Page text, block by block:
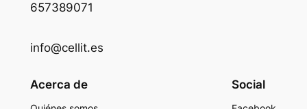
657389071
info@cellit.es
Acerca de Social